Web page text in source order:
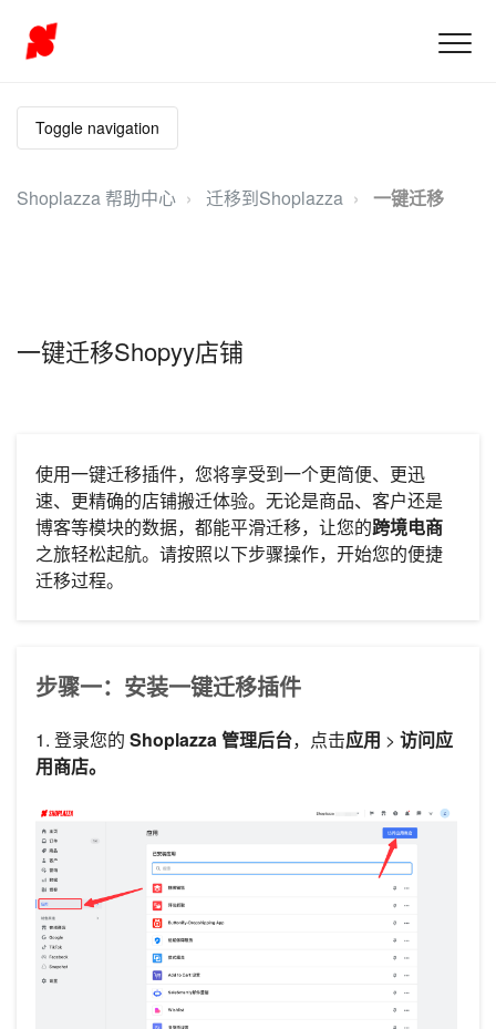
Toggle navigation
Shoplazza 帮助中心 迁移到Shoplazza 一键迁移
一键迁移Shopyy店铺
使用一键迁移插件，您将享受到一个更简便、更迅
速、更精确的店铺搬迁体验。无论是商品、客户还是
博客等模块的数据，都能平滑迁移，让您的跨境电商
之旅轻松起航。请按照以下步骤操作，开始您的便捷
迁移过程。
步骤一：安装一键迁移插件
1. 登录您的 Shoplazza 管理后台，点击应用 > 访问应
用商店。